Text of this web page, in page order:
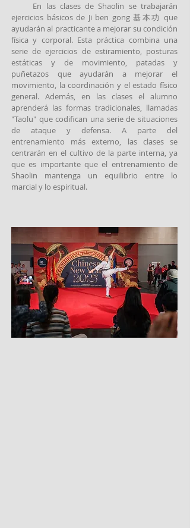
En las clases de Shaolin se trabajarán
ejercicios básicos de Ji ben gong 基本功 que
ayudarán al practicante a mejorar su condición
física y corporal. Esta práctica combina una
serie de ejercicios de estiramiento, posturas
estáticas y de movimiento, patadas y
puñetazos que ayudarán a mejorar el
movimiento, la coordinación y el estado físico
general. Además, en las clases el alumno
aprenderá las formas tradicionales, llamadas
"Taolu" que codifican una serie de situaciones
de ataque y defensa. A parte del
entrenamiento más externo, las clases se
centrarán en el cultivo de la parte interna, ya
que es importante que el entrenamiento de
Shaolin mantenga un equilibrio entre lo
marcial y lo espiritual.